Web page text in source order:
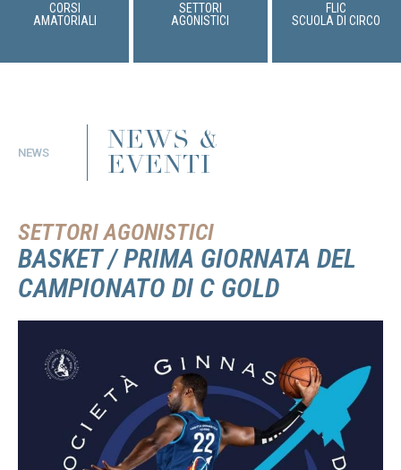
CORSI
AMATORIALI
SETTORI
AGONISTICI
FLIC
SCUOLA DI CIRCO
NEWS
NEWS &
EVENTI
SETTORI AGONISTICI
BASKET / PRIMA GIORNATA DEL
CAMPIONATO DI C GOLD